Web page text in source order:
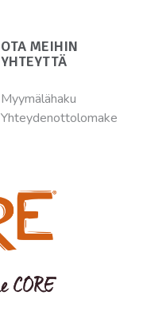
OTA MEIHIN
YHTEYTTÄ
Myymälähaku
Yhteydenottolomake